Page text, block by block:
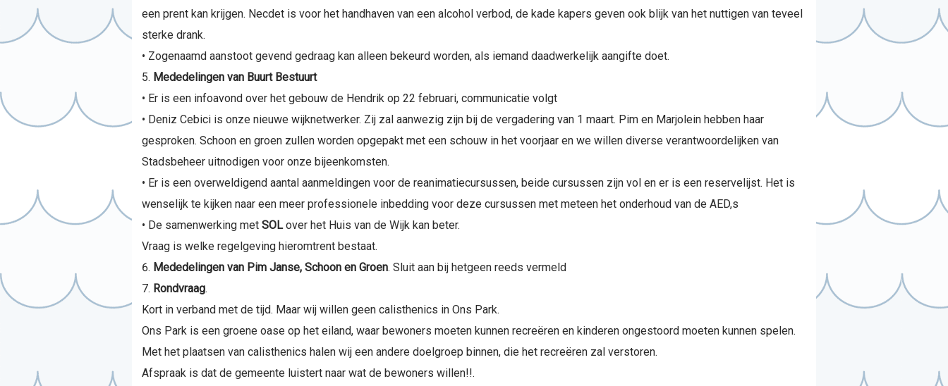
een prent kan krijgen. Necdet is voor het handhaven van een alcohol verbod, de kade kapers geven ook blijk van het nuttigen van teveel
sterke drank.
• Zogenaamd aanstoot gevend gedraag kan alleen bekeurd worden, als iemand daadwerkelijk aangifte doet.
Mededelingen van Buurt Bestuurt
• Er is een infoavond over het gebouw de Hendrik op 22 februari, communicatie volgt
• Deniz Cebici is onze nieuwe wijknetwerker. Zij zal aanwezig zijn bij de vergadering van 1 maart. Pim en Marjolein hebben haar
gesproken. Schoon en groen zullen worden opgepakt met een schouw in het voorjaar en we willen diverse verantwoordelijken van
Stadsbeheer uitnodigen voor onze bijeenkomsten.
• Er is een overweldigend aantal aanmeldingen voor de reanimatiecursussen, beide cursussen zijn vol en er is een reservelijst. Het is
wenselijk te kijken naar een meer professionele inbedding voor deze cursussen met meteen het onderhoud van de AED,s
• De samenwerking met SOLover het Huis van de Wijk kan beter.
Vraag is welke regelgeving hieromtrent bestaat.
Mededelingen van Pim Janse, Schoon en Groen. Sluit aan bij hetgeen reeds vermeld
Rondvraag.
Kort in verband met de tijd. Maar wij willen geen calisthenics in Ons Park.
Ons Park is een groene oase op het eiland, waar bewoners moeten kunnen recreëren en kinderen ongestoord moeten kunnen spelen.
Met het plaatsen van calisthenics halen wij een andere doelgroep binnen, die het recreëren zal verstoren.
Afspraak is dat de gemeente luistert naar wat de bewoners willen!!.